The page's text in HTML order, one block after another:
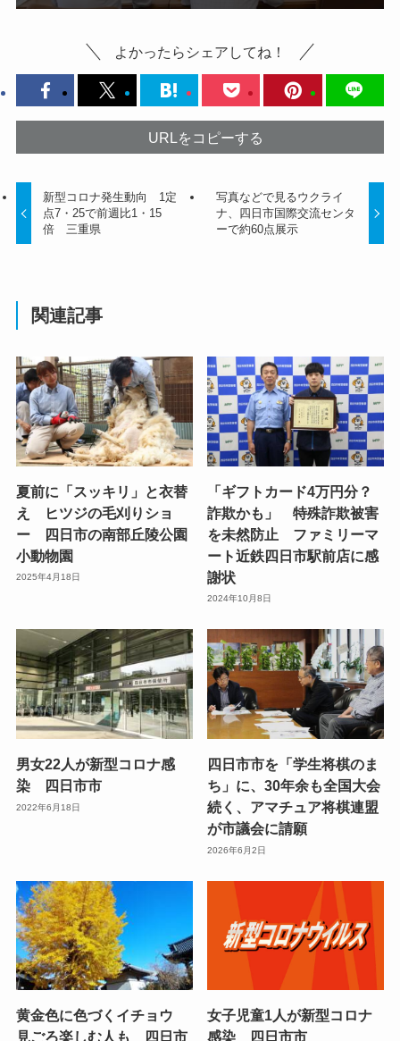
よかったらシェアしてね！
URLをコピーする
新型コロナ発生動向 1定
点7・25で前週比1・15
倍 三重県
写真などで見るウクライ
ナ、四日市国際交流センタ
ーで約60点展示
関連記事
夏前に「スッキリ」と衣替
え ヒツジの毛刈りショ
ー 四日市の南部丘陵公園
小動物園
2025年4月18日
「ギフトカード4万円分？
詐欺かも」 特殊詐欺被害
を未然防止 ファミリーマ
ート近鉄四日市駅前店に感
謝状
2024年10月8日
男女22人が新型コロナ感
染 四日市市
2022年6月18日
四日市市を「学生将棋のま
ち」に、30年余も全国大会
続く、アマチュア将棋連盟
が市議会に請願
2026年6月2日
黄金色に色づくイチョウ
見ごろ楽しむ人も 四日市
女子児童1人が新型コロナ
感染 四日市市